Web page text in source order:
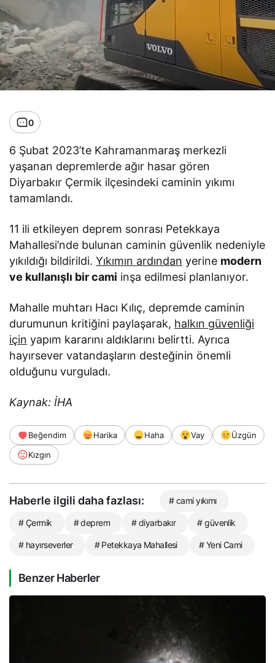
0
6 Şubat 2023’te Kahramanmaraş merkezli
yaşanan depremlerde ağır hasar gören
Diyarbakır Çermik ilçesindeki caminin yıkımı
tamamlandı.
11 ili etkileyen deprem sonrası Petekkaya
Mahallesi’nde bulunan caminin güvenlik nedeniyle
yıkıldığı bildirildi.Yıkımın ardından yerine modern
ve kullanışlı bir cami inşa edilmesi planlanıyor.
Mahalle muhtarı Hacı Kılıç, depremde caminin
durumunun kritiğini paylaşarak, halkın güvenliği
için yapım kararını aldıklarını belirtti. Ayrıca
hayırsever vatandaşların desteğinin önemli
olduğunu vurguladı.
Kaynak: İHA
Beğendim Harika Haha Vay
Üzgün
Kızgın
Haberle ilgili daha fazlası: # cami yıkımı
# Çermik # deprem # diyarbakır # güvenlik
# hayırseverler # Petekkaya Mahallesi # Yeni Cami
Benzer Haberler